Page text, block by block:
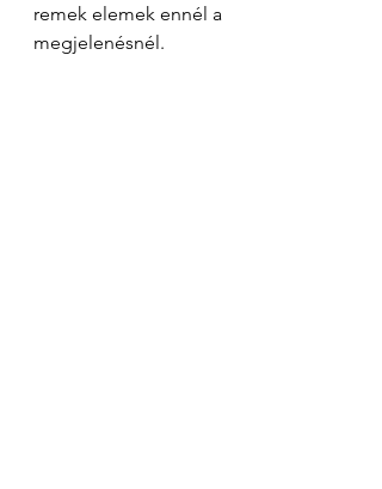
remek elemek ennél a
megjelenésnél.